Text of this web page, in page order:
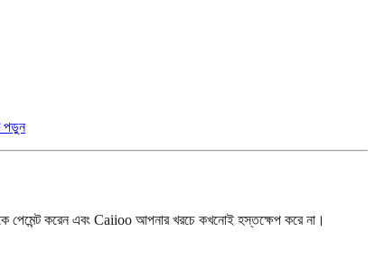
পড়ুন
করেন এবং Caiioo আপনার খরচে কখনোই হস্তক্ষেপ করে না।